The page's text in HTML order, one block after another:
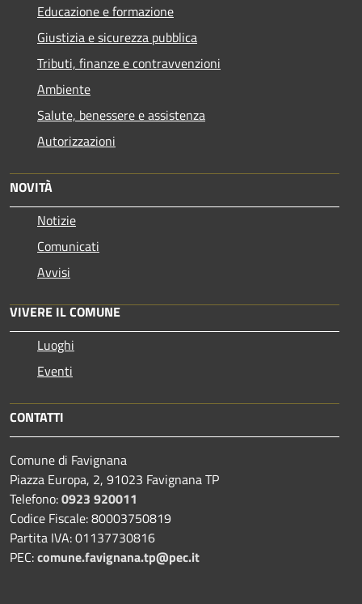
Educazione e formazione
Giustizia e sicurezza pubblica
Tributi, finanze e contravvenzioni
Ambiente
Salute, benessere e assistenza
Autorizzazioni
NOVITÀ
Notizie
Comunicati
Avvisi
VIVERE IL COMUNE
Luoghi
Eventi
CONTATTI
Comune di Favignana
Piazza Europa, 2, 91023 Favignana TP
Telefono:0923 920011
Codice Fiscale: 80003750819
Partita IVA: 01137730816
PEC:comune.favignana.tp@pec.it